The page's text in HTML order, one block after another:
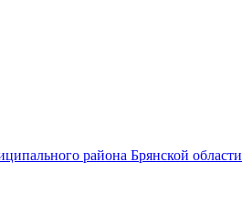
района Брянской области